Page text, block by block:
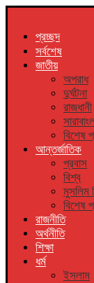
প্রচ্ছদ
সর্বশেষ
জাতীয়
অপরাধ
দুর্ঘটনা
রাজধানী
বিশেষ
আন্তর্জাতিক
প্রবাস
বিশ্ব
মুসলিম
বিশেষ
রাজনীতি
অর্থনীতি
শিক্ষা
ধর্ম
ইসলাম